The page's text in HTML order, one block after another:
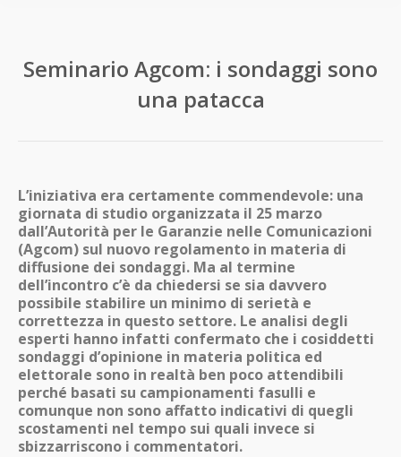
Seminario Agcom: i sondaggi sono
una patacca
L’iniziativa era certamente commendevole: una
giornata di studio organizzata il 25 marzo
dall’Autorità per le Garanzie nelle Comunicazioni
(Agcom) sul nuovo regolamento in materia di
diffusione dei sondaggi. Ma al termine
dell’incontro c’è da chiedersi se sia davvero
possibile stabilire un minimo di serietà e
correttezza in questo settore. Le analisi degli
esperti hanno infatti confermato che i cosiddetti
sondaggi d’opinione in materia politica ed
elettorale sono in realtà ben poco attendibili
perché basati su campionamenti fasulli e
comunque non sono affatto indicativi di quegli
scostamenti nel tempo sui quali invece si
sbizzarriscono i commentatori.